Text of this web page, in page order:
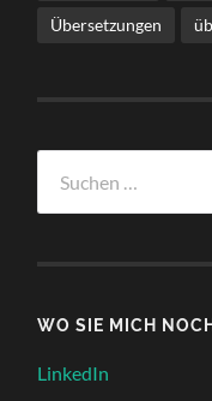
Übersetzungen
nach:
WO SIE MICH
LinkedIn